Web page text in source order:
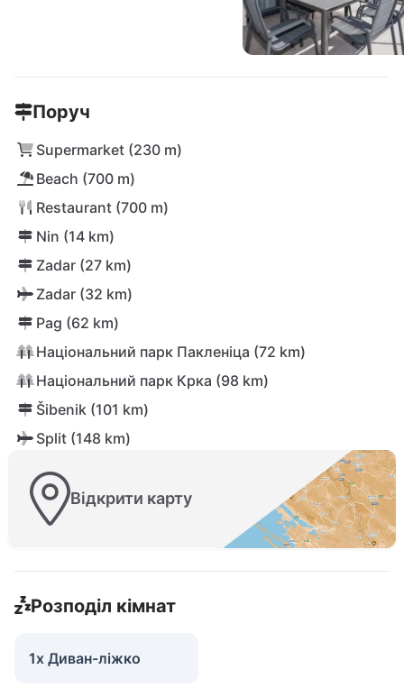
Поруч
Supermarket (230 m)
Beach (700 m)
Restaurant (700 m)
Nin (14 km)
Zadar (27 km)
Zadar (32 km)
Pag (62 km)
Національний парк Пакленіца (72 km)
Національний парк Крка (98 km)
Šibenik (101 km)
Split (148 km)
Відкрити карту
Розподіл кімнат
1x Диван-ліжко